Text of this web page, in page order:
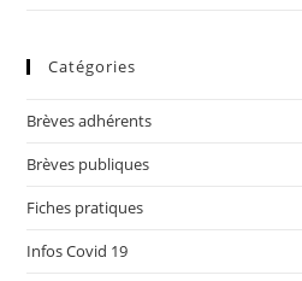
Catégories
Brèves adhérents
Brèves publiques
Fiches pratiques
Infos Covid 19